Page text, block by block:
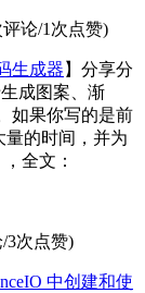
评论/1次点赞)
生成器 】分享分
成图案、渐
如果你写的是前
量的时间，并为
全文：
/3次点赞)
中创建和使